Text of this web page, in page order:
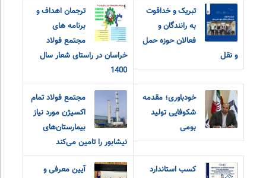
تبریک و خداقوت
به رانندگان و
فعالان حوزه حمل
و نقل
ترجمان اهداف و
برنامه های
مجتمع فولاد
خراسان در راستای شعار سال
1400
خودباوری؛ مقدمه
شکوفایی تولید
بومی
مجتمع فولاد تمام
اکسیژن مورد نیاز
بیمارستان‌های
نیشابور را تامین می‌کند
کسب استاندارد
آیین معرفی و